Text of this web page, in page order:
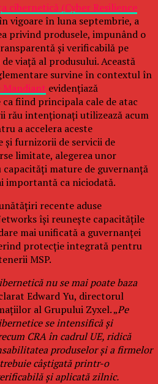
cibernetică (Cyber Resilience
vigoare în luna septembrie, a
privind produsele, impunând o
și verificabilă pe
viață al produsului. Această
survine în contextul în
Mandiant evidențiază
fiind principala cale de atac
rău intenționați utilizează acum
a accelera aceste
furnizorii de servicii de
limitate, alegerea unor
mature de guvernanță
importantă ca niciodată.
recente aduse
își reunește capacitățile
mai unificată a guvernanței
protecție integrată pentru
MSP.
nu se mai poate baza
Edward Yu, directorul
al Grupului Zyxel. „Pe
se intensifică și
CRA în cadrul UE, ridică
produselor și a firmelor
câștigată printr-o
și aplicată zilnic.